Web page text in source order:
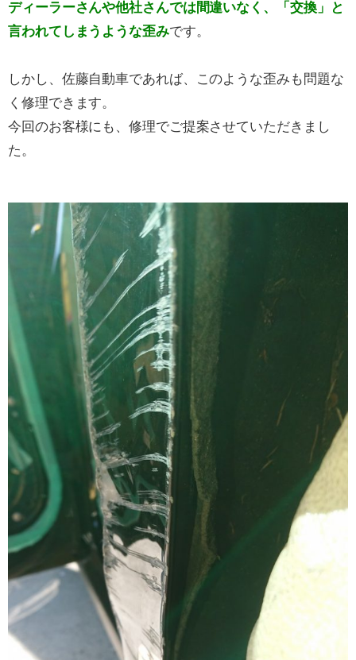
ディーラーさんや他社さんでは間違いなく、「交換」と
言われてしまうような歪みです。
しかし、佐藤自動車であれば、このような歪みも問題な
く修理できます。
今回のお客様にも、修理でご提案させていただきまし
た。